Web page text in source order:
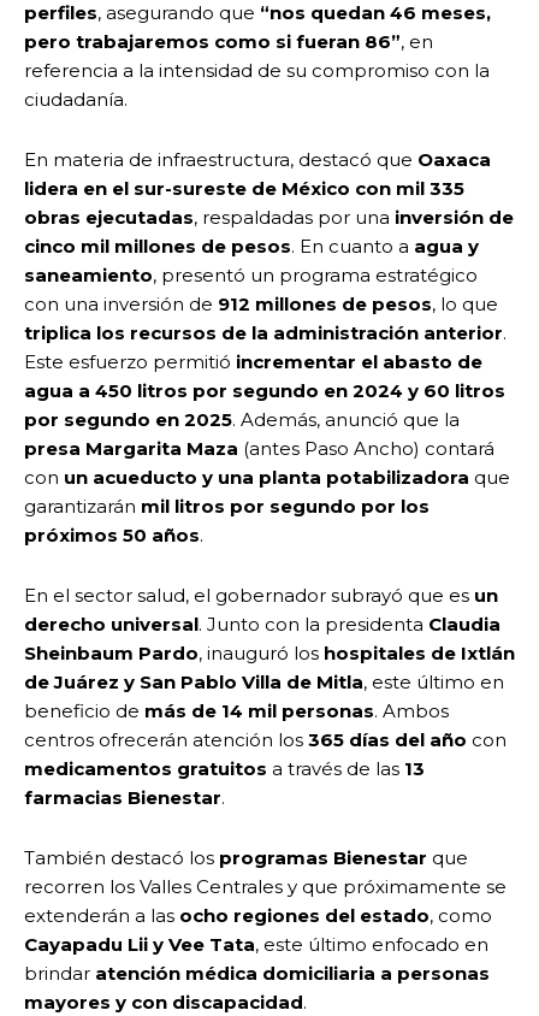
perfiles, asegurando que “nos quedan 46 meses,
pero trabajaremos como si fueran 86”, en
referencia a la intensidad de su compromiso con la
ciudadanía.
En materia de infraestructura, destacó que Oaxaca
lidera en el sur-sureste de México con mil 335
obras ejecutadas, respaldadas por una inversión de
cinco mil millones de pesos. En cuanto a agua y
saneamiento, presentó un programa estratégico
con una inversión de 912 millones de pesos, lo que
triplica los recursos de la administración anterior.
Este esfuerzo permitió incrementar el abasto de
agua a 450 litros por segundo en 2024 y 60 litros
por segundo en 2025. Además, anunció que la
presa Margarita Maza (antes Paso Ancho) contará
con un acueducto y una planta potabilizadora que
garantizarán mil litros por segundo por los
próximos 50 años.
En el sector salud, el gobernador subrayó que es un
derecho universal. Junto con la presidenta Claudia
Sheinbaum Pardo, inauguró los hospitales de Ixtlán
de Juárez y San Pablo Villa de Mitla, este último en
beneficio de más de 14 mil personas. Ambos
centros ofrecerán atención los 365 días del año con
medicamentos gratuitos a través de las 13
farmacias Bienestar.
También destacó los programas Bienestar que
recorren los Valles Centrales y que próximamente se
extenderán a las ocho regiones del estado, como
Cayapadu Lii y Vee Tata, este último enfocado en
brindar atención médica domiciliaria a personas
mayores y con discapacidad.